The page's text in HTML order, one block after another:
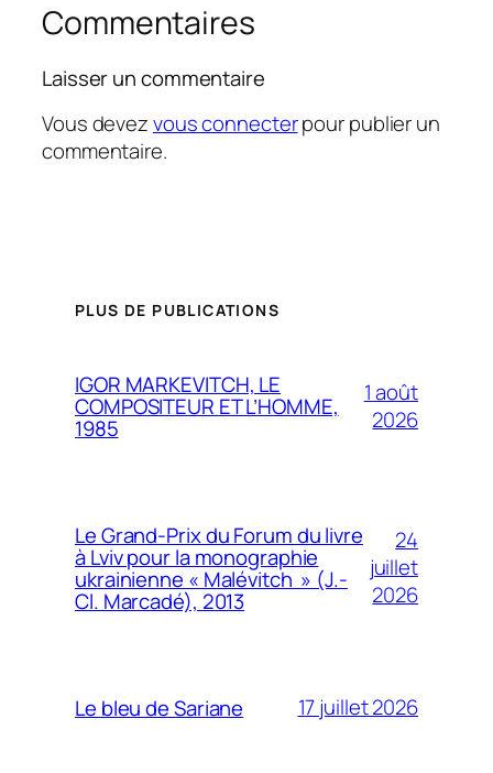
Commentaires
Laisser un commentaire
Vous devezvous connecterpour publier un
commentaire.
PLUS DE PUBLICATIONS
IGOR MARKEVITCH, LE
COMPOSITEUR ET L’HOMME,
1985
1 août
2026
Le Grand-Prix du Forum du livre
à Lviv pour la monographie
ukrainienne « Malévitch » (J.-
Cl. Marcadé), 2013
24
juillet
2026
Le bleu de Sariane 17 juillet 2026